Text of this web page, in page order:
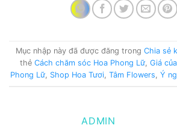
Mục nhập này đã được đăng trong Chia sẻ
thẻ Cách chăm sóc Hoa Phong Lữ, Giá
Phong Lữ, Shop Hoa Tươi, Tâm Flowers, Ý
ADMIN